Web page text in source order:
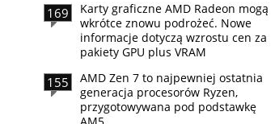
169
Karty graficzne AMD Radeon mogą
wkrótce znowu podrożeć. Nowe
informacje dotyczą wzrostu cen za
pakiety GPU plus VRAM
155
AMD Zen 7 to najpewniej ostatnia
generacja procesorów Ryzen,
przygotowywana pod podstawkę